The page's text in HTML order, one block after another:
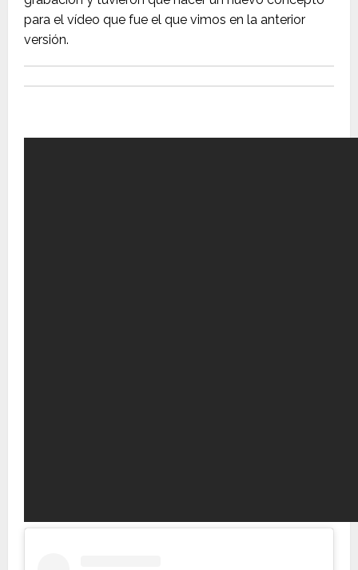
para el vídeo que fue el que vimos en la anterior
versión.